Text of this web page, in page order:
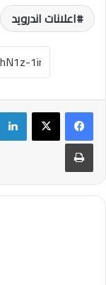
اعلانات اندرويد
طباعة